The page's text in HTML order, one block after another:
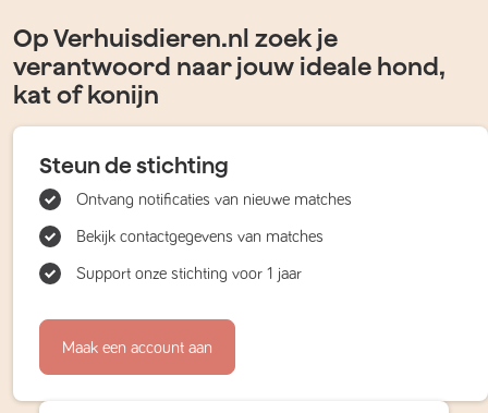
Op Verhuisdieren.nl zoek je
verantwoord naar jouw ideale hond,
kat of konijn
Steun de stichting
Ontvang notificaties van nieuwe matches
Bekijk contactgegevens van matches
Support onze stichting voor 1 jaar
Maak een account aan